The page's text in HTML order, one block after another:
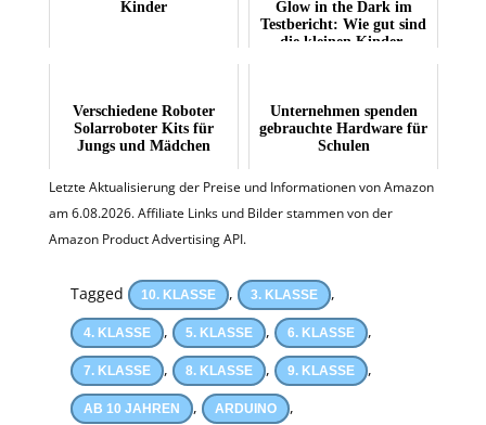
Kinder
Glow in the Dark im
Testbericht: Wie gut sind
die kleinen Kinder-
Verschiedene Roboter
Solarroboter Kits für
Jungs und Mädchen
Unternehmen spenden
gebrauchte Hardware für
Schulen
Letzte Aktualisierung der Preise und Informationen von Amazon
am 6.08.2026. Affiliate Links und Bilder stammen von der
Amazon Product Advertising API.
Tagged 10. KLASSE , 3. KLASSE ,
4. KLASSE , 5. KLASSE , 6. KLASSE ,
7. KLASSE , 8. KLASSE , 9. KLASSE ,
AB 10 JAHREN , ARDUINO ,